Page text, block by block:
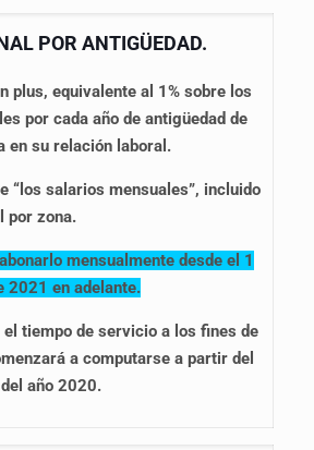
POR ANTIGÜEDAD.
plus, equivalente al 1% sobre los
por cada año de antigüedad de
en su relación laboral.
“los salarios mensuales”, incluido
por zona.
mensualmente desde el 1
2021 en adelante.
tiempo de servicio a los fines de
a computarse a partir del
año 2020.